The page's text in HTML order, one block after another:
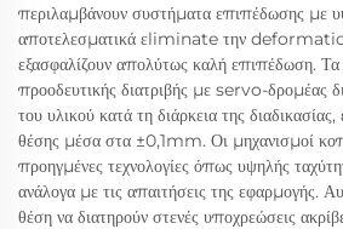
περιλαμβάνουν συστήματα επιπέδωσης με
αποτελεσματικά εliminate την
εξασφαλίζουν απολύτως καλή επιπέδωση.
προοδευτικής διατριβής με servo-δρομέας
του υλικού κατά τη διάρκεια της διαδικασίας,
θέσης μέσα στα ±0,1mm. Οι μηχανισμοί
προηγμένες τεχνολογίες όπως υψηλής
ανάλογα με τις απαιτήσεις της εφαρμογής.
θέση να διατηρούν στενές υποχρεώσεις